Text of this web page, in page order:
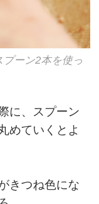
ーン2本を使っ
に、スプーン
めていくとよ
きつね色にな